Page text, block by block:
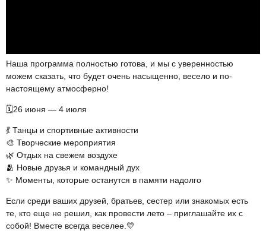
Наша программа полностью готова, и мы с уверенностью
можем сказать, что будет очень насыщенно, весело и по-
настоящему атмосферно!
🗓️26 июня — 4 июля
💃 Танцы и спортивные активности
🎨 Творческие мероприятия
🌿 Отдых на свежем воздухе
🫂 Новые друзья и командный дух
✨ Моменты, которые останутся в памяти надолго
Если среди ваших друзей, братьев, сестер или знакомых есть
те, кто еще не решил, как провести лето – приглашайте их с
собой! Вместе всегда веселее.💛